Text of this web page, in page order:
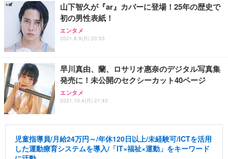
山下智久が『ar』カバーに登場！25年の歴史で
初の男性表紙！
エンタメ
2021.8.9(月) 20:53
早川真由、蘭、ロサリオ惠奈のデジタル写真集
発売に！未公開のセクシーカット40ページ
エンタメ
2021.10.4(月) 21:43
児童指導員/月給24万円～/年休120日以上/未経験可/ICTを活用
した運動療育システムを導入/「IT×福祉×運動」をキーワード